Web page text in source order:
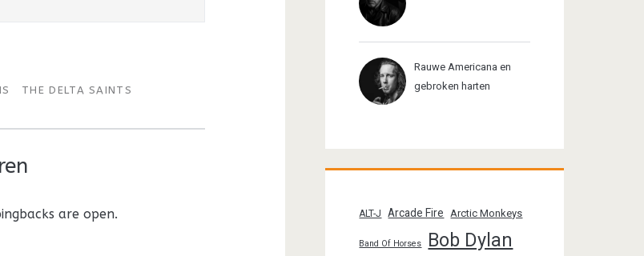
THE DELTA SAINTS
are open.
Rauwe Americana en
gebroken harten
ALT-J Arcade Fire Arctic Monkeys
Band Of Horses Bob Dylan